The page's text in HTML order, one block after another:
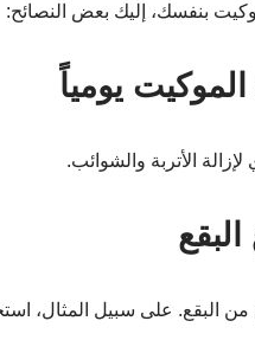
بنفسك، إليك بعض النصائح:
الأتربة والشوائب.
البقع. على سبيل المثال،